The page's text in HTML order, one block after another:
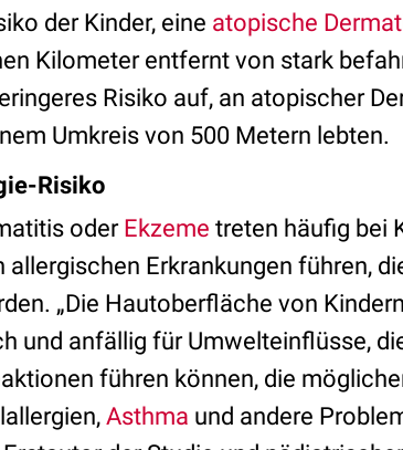
der Kinder, eine atopische
Kilometer entfernt von stark
Risiko auf, an atopischer
Umkreis von 500 Metern lebten.
Risiko
oder Ekzeme treten häufig bei
allergischen Erkrankungen führen,
„Die Hautoberfläche von
und anfällig für Umwelteinflüsse,
führen können, die
Asthma und andere